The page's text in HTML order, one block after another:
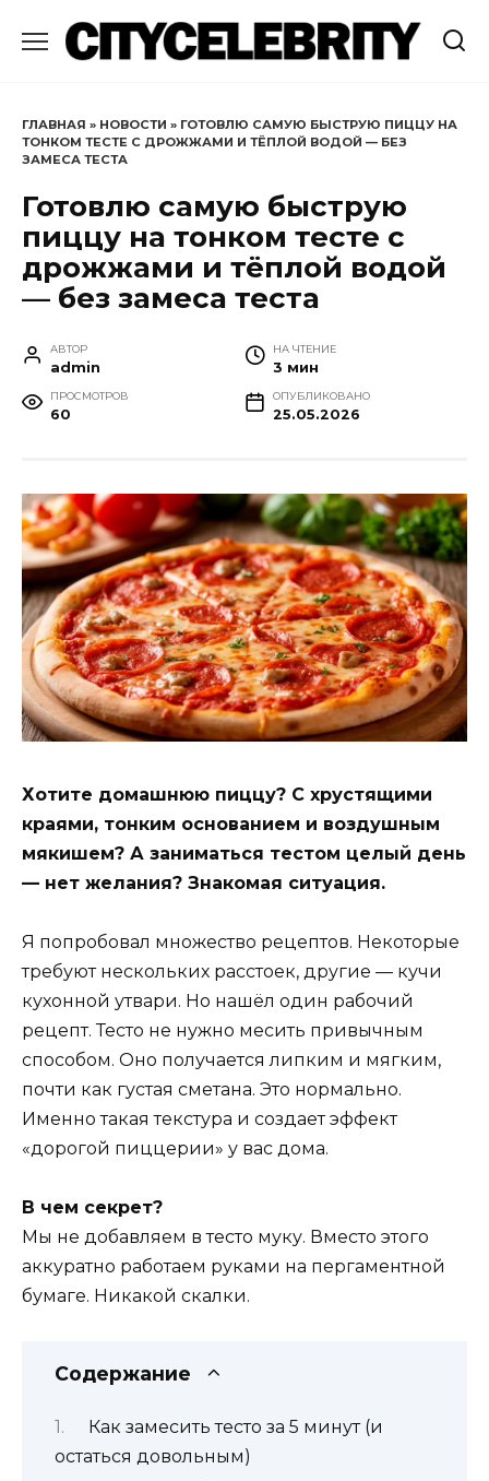
содержанию
ГЛАВНАЯ » НОВОСТИ » ГОТОВЛЮ САМУЮ БЫСТРУЮ ПИЦЦУ НА
ТОНКОМ ТЕСТЕ С ДРОЖЖАМИ И ТЁПЛОЙ ВОДОЙ — БЕЗ
ЗАМЕСА ТЕСТА
Готовлю самую быструю
пиццу на тонком тесте с
дрожжами и тёплой водой
— без замеса теста
АВТОР
admin
НА ЧТЕНИЕ
3 мин
ПРОСМОТРОВ
60
ОПУБЛИКОВАНО
25.05.2026
Хотите домашнюю пиццу? С хрустящими
краями, тонким основанием и воздушным
мякишем? А заниматься тестом целый день
— нет желания? Знакомая ситуация.
Я попробовал множество рецептов. Некоторые
требуют нескольких расстоек, другие — кучи
кухонной утвари. Но нашёл один рабочий
рецепт. Тесто не нужно месить привычным
способом. Оно получается липким и мягким,
почти как густая сметана. Это нормально.
Именно такая текстура и создает эффект
«дорогой пиццерии» у вас дома.
В чем секрет?
Мы не добавляем в тесто муку. Вместо этого
аккуратно работаем руками на пергаментной
бумаге. Никакой скалки.
Содержание
Как замесить тесто за 5 минут (и
остаться довольным)